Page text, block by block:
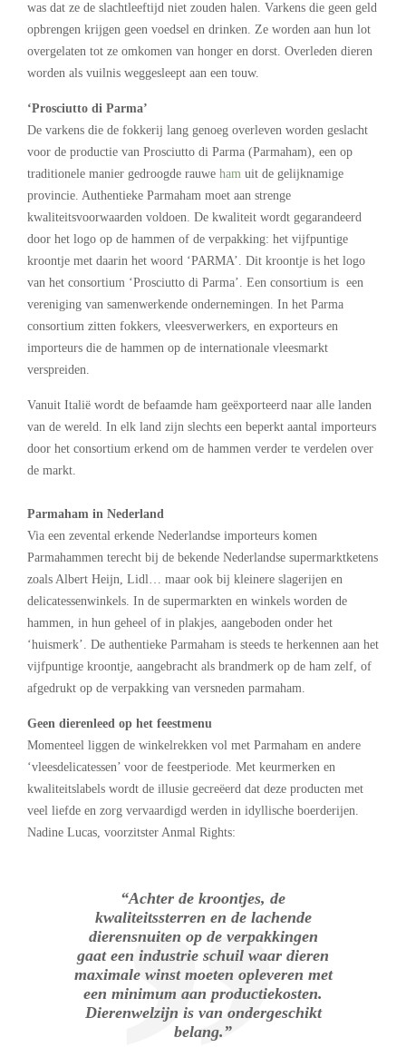
was dat ze de slachtleeftijd niet zouden halen. Varkens die geen geld
opbrengen krijgen geen voedsel en drinken. Ze worden aan hun lot
overgelaten tot ze omkomen van honger en dorst. Overleden dieren
worden als vuilnis weggesleept aan een touw.
‘Prosciutto di Parma’
De varkens die de fokkerij lang genoeg overleven worden geslacht
voor de productie van Prosciutto di Parma (Parmaham), een op
traditionele manier gedroogde rauwe ham uit de gelijknamige
provincie. Authentieke Parmaham moet aan strenge
kwaliteitsvoorwaarden voldoen. De kwaliteit wordt gegarandeerd
door het logo op de hammen of de verpakking: het vijfpuntige
kroontje met daarin het woord ‘PARMA’. Dit kroontje is het logo
van het consortium ‘Prosciutto di Parma’. Een consortium is een
vereniging van samenwerkende ondernemingen. In het Parma
consortium zitten fokkers, vleesverwerkers, en exporteurs en
importeurs die de hammen op de internationale vleesmarkt
verspreiden.
Vanuit Italië wordt de befaamde ham geëxporteerd naar alle landen
van de wereld. In elk land zijn slechts een beperkt aantal importeurs
door het consortium erkend om de hammen verder te verdelen over
de markt.
Parmaham in Nederland
Via een zevental erkende Nederlandse importeurs komen
Parmahammen terecht bij de bekende Nederlandse supermarktketens
zoals Albert Heijn, Lidl… maar ook bij kleinere slagerijen en
delicatessenwinkels. In de supermarkten en winkels worden de
hammen, in hun geheel of in plakjes, aangeboden onder het
‘huismerk’. De authentieke Parmaham is steeds te herkennen aan het
vijfpuntige kroontje, aangebracht als brandmerk op de ham zelf, of
afgedrukt op de verpakking van versneden parmaham.
Geen dierenleed op het feestmenu
Momenteel liggen de winkelrekken vol met Parmaham en andere
‘vleesdelicatessen’ voor de feestperiode. Met keurmerken en
kwaliteitslabels wordt de illusie gecreëerd dat deze producten met
veel liefde en zorg vervaardigd werden in idyllische boerderijen.
Nadine Lucas, voorzitster Anmal Rights:
“Achter de kroontjes, de
kwaliteitssterren en de lachende
dierensnuiten op de verpakkingen
gaat een industrie schuil waar dieren
maximale winst moeten opleveren met
een minimum aan productiekosten.
Dierenwelzijn is van ondergeschikt
belang.”